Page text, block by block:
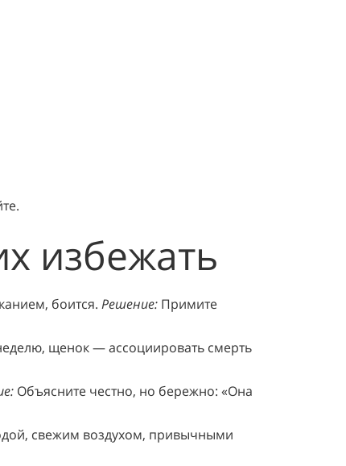
избежать
боится. Решение: Примите
щенок — ассоциировать смерть
Объясните честно, но бережно: «Она
свежим воздухом, привычными